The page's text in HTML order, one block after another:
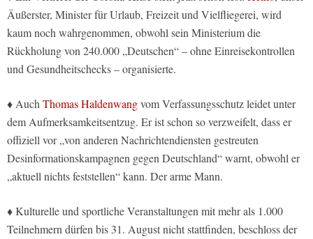
Äußerster, Minister für Urlaub, Freizeit und Vielfliegerei, wird
kaum noch wahrgenommen, obwohl sein Ministerium die
Rückholung von 240.000 „Deutschen“ – ohne Einreisekontrollen
und Gesundheitschecks – organisierte.
♦ AuchThomas Haldenwangvom Verfassungsschutz leidet unter
dem Aufmerksamkeitsentzug. Er ist schon so verzweifelt, dass er
offiziell vor „von anderen Nachrichtendiensten gestreuten
Desinformationskampagnen gegen Deutschland“ warnt, obwohl er
„aktuell nichts feststellen“ kann. Der arme Mann.
♦ Kulturelle und sportliche Veranstaltungen mit mehr als 1.000
Teilnehmern dürfen bis 31. August nicht stattfinden, beschloss der